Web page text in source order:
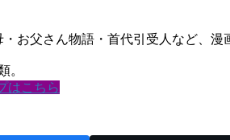
お父さん物語・首代引受人など、
。
はこちら